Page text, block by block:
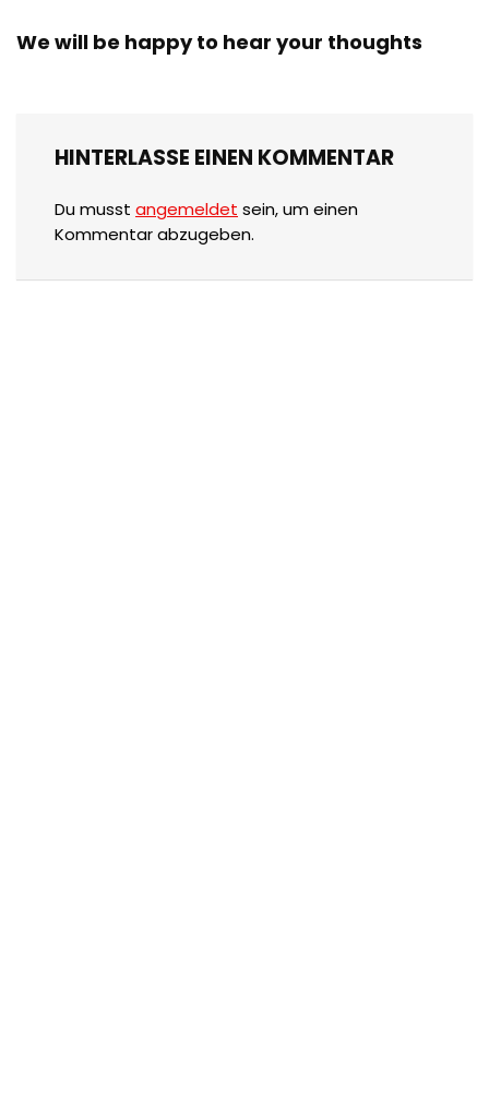
We will be happy to hear your thoughts
HINTERLASSE EINEN KOMMENTAR
Du musst angemeldet sein, um einen
Kommentar abzugeben.